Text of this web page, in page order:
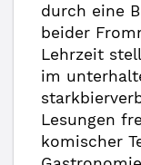
durch eine
beider
Lehrzeit
im
Lesungen
komischer